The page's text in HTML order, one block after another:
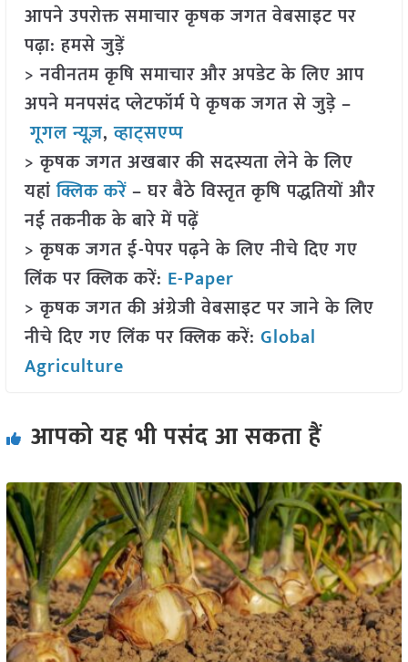
आपने उपरोक्त समाचार कृषक जगत वेबसाइट पर
पढ़ा: हमसे जुड़ें
> नवीनतम कृषि समाचार और अपडेट के लिए आप
अपने मनपसंद प्लेटफॉर्म पे कृषक जगत से जुड़े –
गूगल न्यूज़,व्हाट्सएप्प
> कृषक जगत अखबार की सदस्यता लेने के लिए
यहांक्लिक करें– घर बैठे विस्तृत कृषि पद्धतियों और
नई तकनीक के बारे में पढ़ें
> कृषक जगत ई-पेपर पढ़ने के लिए नीचे दिए गए
लिंक पर क्लिक करें: E-Paper
> कृषक जगत की अंग्रेजी वेबसाइट पर जाने के लिए
नीचे दिए गए लिंक पर क्लिक करें: Global
Agriculture
आपको यह भी पसंद आ सकता हैं